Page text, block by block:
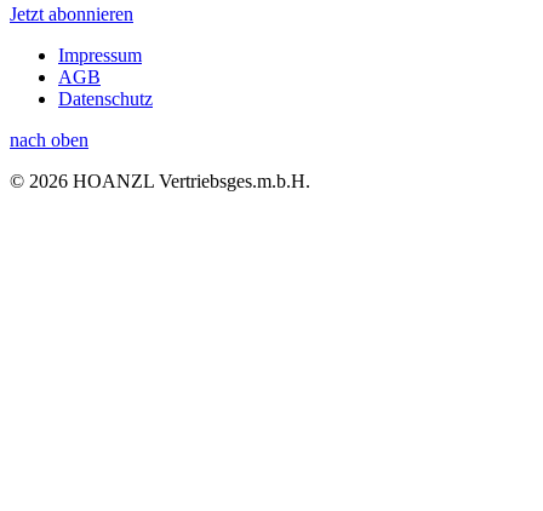
Jetzt abonnieren
Impressum
AGB
Datenschutz
nach oben
© 2026 HOANZL Vertriebsges.m.b.H.